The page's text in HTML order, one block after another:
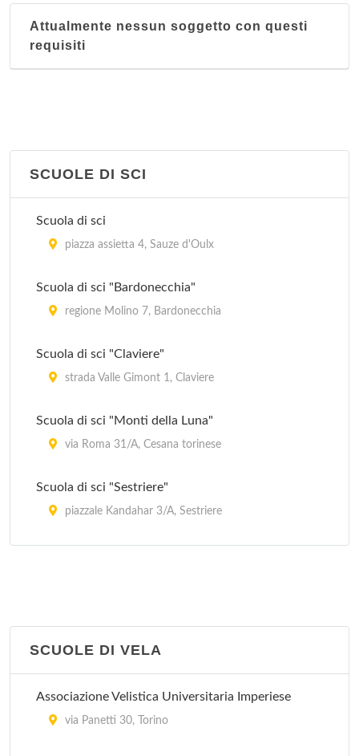
Caesar Club
via Giuseppe Giacosa 21, Torino
Attualmente nessun soggetto con questi
requisiti
SCUOLE DI SCI
Scuola di sci
piazza assietta 4, Sauze d'Oulx
Scuola di sci "Bardonecchia"
regione Molino 7, Bardonecchia
Scuola di sci "Claviere"
strada Valle Gimont 1, Claviere
Scuola di sci "Monti della Luna"
via Roma 31/A, Cesana torinese
Scuola di sci "Sestriere"
piazzale Kandahar 3/A, Sestriere
SCUOLE DI VELA
Associazione Velistica Universitaria Imperiese
via Panetti 30, Torino